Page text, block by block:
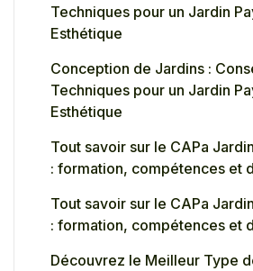
Techniques pour un Jardin
Esthétique
Conception de Jardins :
Techniques pour un Jardin
Esthétique
Tout savoir sur le CAPa
: formation, compétences et
Tout savoir sur le CAPa
: formation, compétences et
Découvrez le Meilleur Type